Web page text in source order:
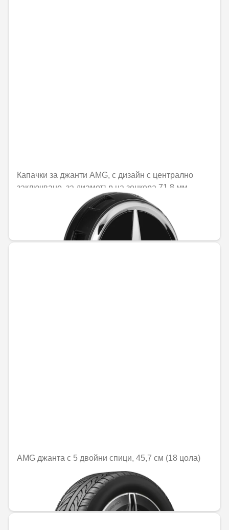
Капачки за джанти AMG, с дизайн с централно
заключване, за диаметър на зенкера 71,8 мм
Не е налично онлайн
44,57 € / 87,17 лв.
AMG джанта с 5 двойни спици, 45,7 см (18 цола)
Не е налично онлайн
1161,67 € / 2272,03 лв.